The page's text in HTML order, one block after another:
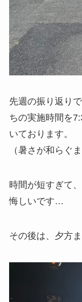
先週の振り返り
ちの実施時間を
いております。
（暑さが和らぐ
時間が短すぎて
悔しいです…
その後は、夕方